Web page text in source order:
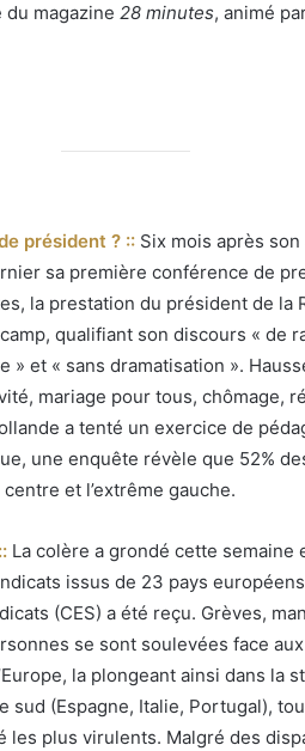
magazine 28 minutes, animé
président ? :: Six mois après
sa première conférence de
la prestation du président de la
qualifiant son discours « de
» et « sans dramatisation ».
mariage pour tous, chômage,
a tenté un exercice de
une enquête révèle que 52%
et l’extrême gauche.
La colère a grondé cette semaine
issus de 23 pays
(CES) a été reçu. Grèves,
se sont soulevées face
la plongeant ainsi dans la
sud (Espagne, Italie, Portugal),
les plus virulents. Malgré des